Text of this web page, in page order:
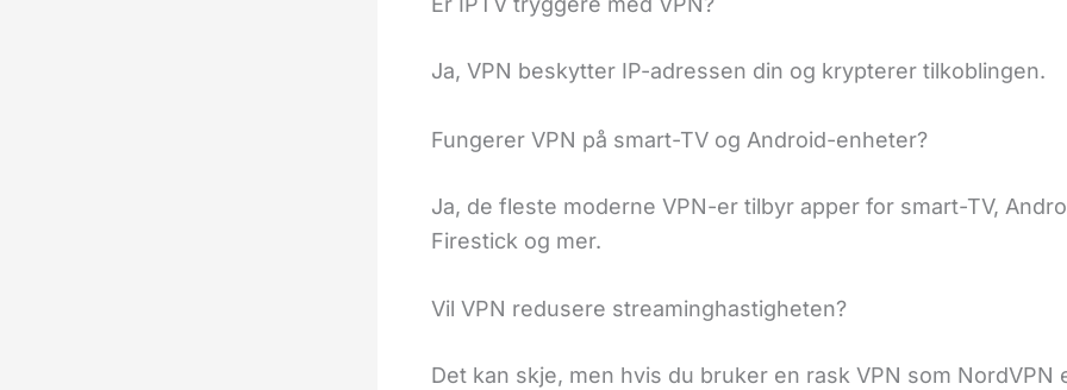
Ja, VPN beskytter IP-adressen din og krypterer tilkoblingen.
Fungerer VPN på smart-TV og Android-enheter?
Ja, de fleste moderne VPN-er tilbyr apper for smart-TV,
Firestick og mer.
Vil VPN redusere streaminghastigheten?
Det kan skje, men hvis du bruker en rask VPN som NordVPN